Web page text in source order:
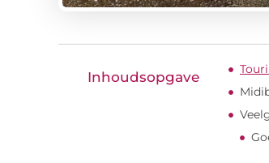
Inhoudsopgave